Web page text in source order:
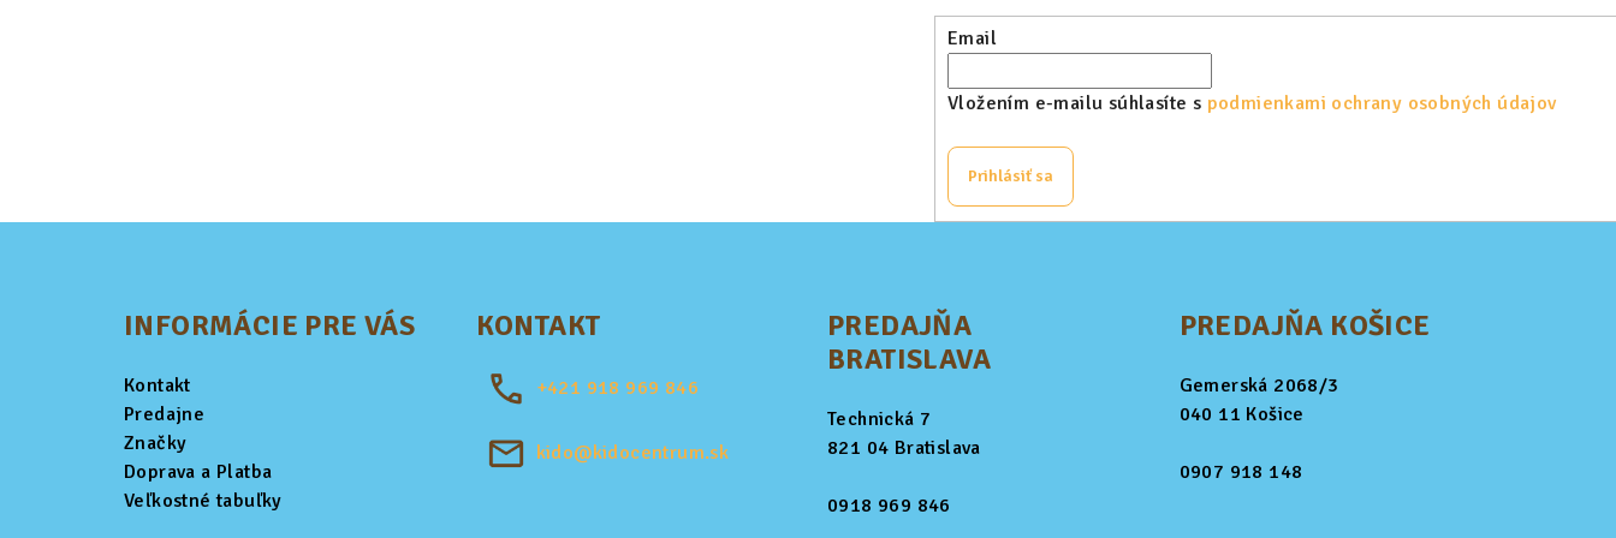
Email
Vložením e-mailu súhlasíte s podmienkami ochrany osobných údajov
Prihlásiť sa
INFORMÁCIE PRE VÁS
Kontakt
Predajne
Značky
Doprava a Platba
Veľkostné tabuľky
KONTAKT
+421 918 969 846
kido@kidocentrum.sk
PREDAJŇA
BRATISLAVA
Technická 7
821 04 Bratislava
0918 969 846
PREDAJŇA KOŠICE
Gemerská 2068/3
040 11 Košice
0907 918 148